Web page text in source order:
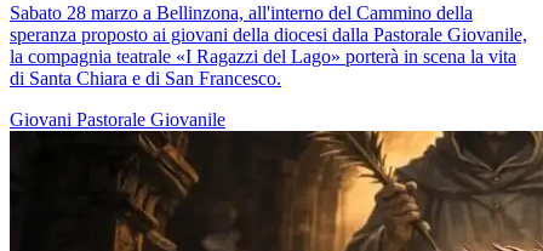
Sabato 28 marzo a Bellinzona, all'interno del Cammino della
speranza proposto ai giovani della diocesi dalla Pastorale Giovanile,
la compagnia teatrale «I Ragazzi del Lago» porterà in scena la vita
di Santa Chiara e di San Francesco.
Giovani Pastorale Giovanile